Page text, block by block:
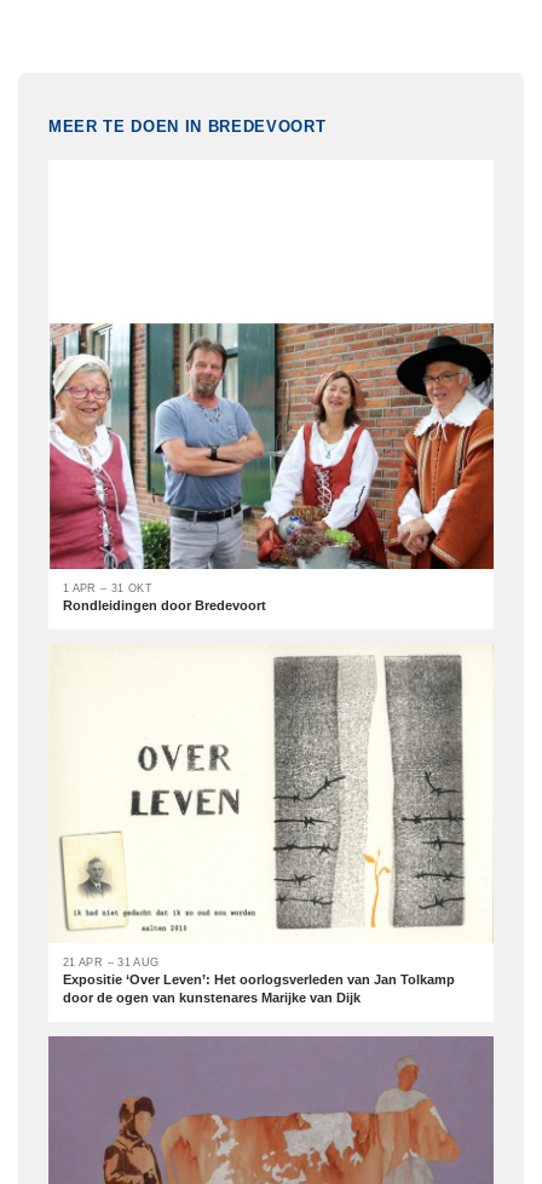
MEER TE DOEN IN BREDEVOORT
1 APR – 31 OKT
Rondleidingen door Bredevoort
21 APR – 31 AUG
Expositie ‘Over Leven’: Het oorlogsverleden van Jan Tolkamp
door de ogen van kunstenares Marijke van Dijk